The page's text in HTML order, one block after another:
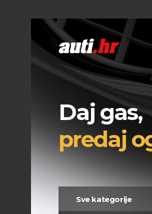
Daj gas,
predaj
Sve kategorije